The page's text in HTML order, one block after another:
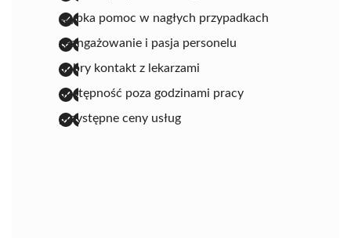
szybka pomoc w nagłych przypadkach
zaangażowanie i pasja personelu
dobry kontakt z lekarzami
dostępność poza godzinami pracy
przystępne ceny usług